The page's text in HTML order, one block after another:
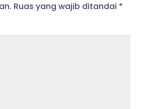
Ruas yang wajib ditandai *